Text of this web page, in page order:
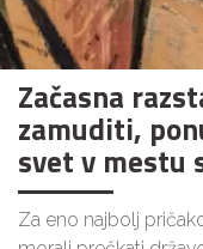
Začasna
zamuditi,
svet v mestu
Za eno najbolj